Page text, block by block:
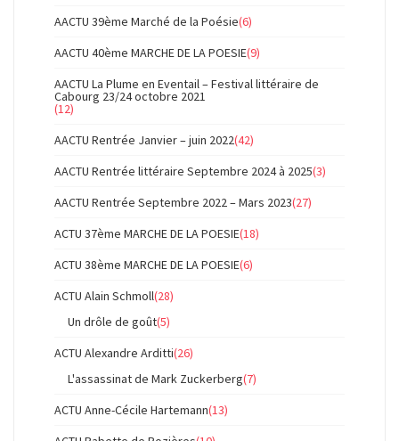
AACTU 39ème Marché de la Poésie(6)
AACTU 40ème MARCHE DE LA POESIE(9)
AACTU La Plume en Eventail – Festival littéraire de
Cabourg 23/24 octobre 2021
(12)
AACTU Rentrée Janvier – juin 2022(42)
AACTU Rentrée littéraire Septembre 2024 à 2025(3)
AACTU Rentrée Septembre 2022 – Mars 2023(27)
ACTU 37ème MARCHE DE LA POESIE(18)
ACTU 38ème MARCHE DE LA POESIE(6)
ACTU Alain Schmoll(28)
Un drôle de goût(5)
ACTU Alexandre Arditti(26)
L'assassinat de Mark Zuckerberg(7)
ACTU Anne-Cécile Hartemann(13)